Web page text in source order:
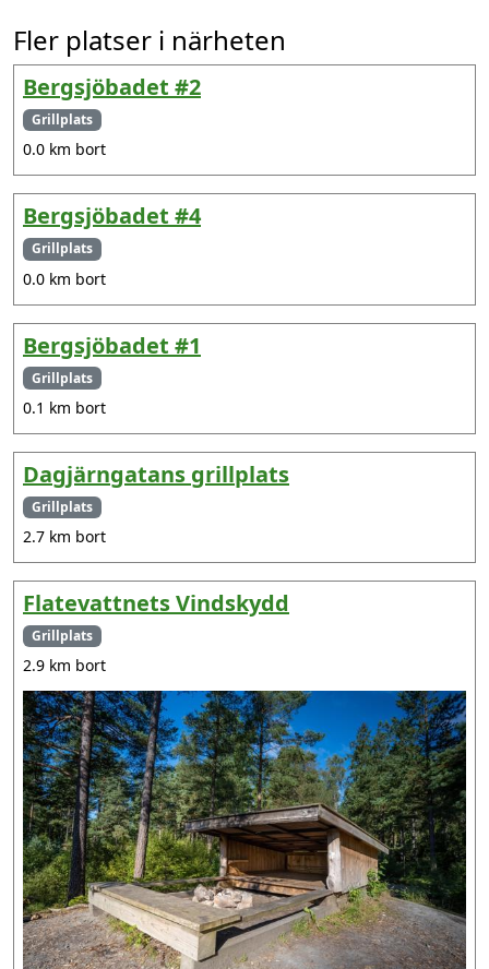
Fler platser i närheten
Bergsjöbadet #2
Grillplats
0.0 km bort
Bergsjöbadet #4
Grillplats
0.0 km bort
Bergsjöbadet #1
Grillplats
0.1 km bort
Dagjärngatans grillplats
Grillplats
2.7 km bort
Flatevattnets Vindskydd
Grillplats
2.9 km bort